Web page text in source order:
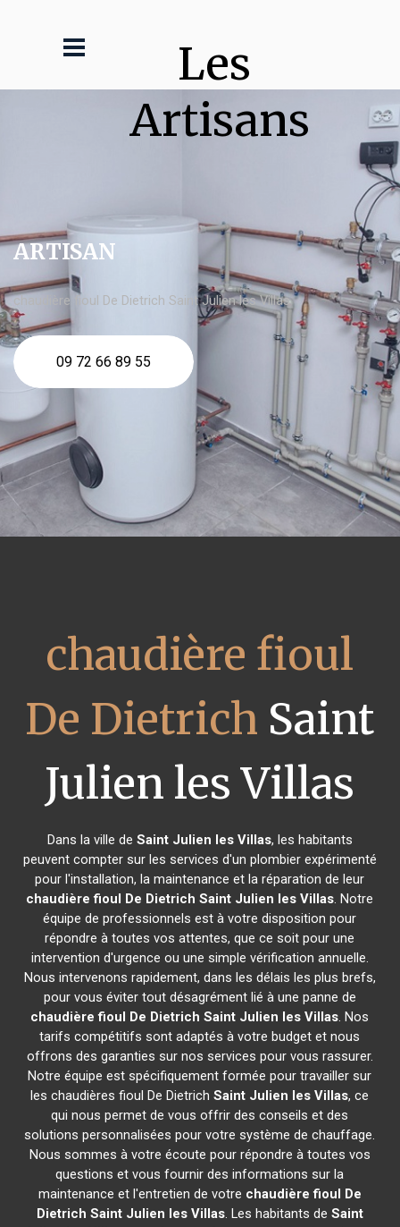
Les
Artisans
ARTISAN
chaudière fioul De Dietrich Saint Julien les Villas
09 72 66 89 55
chaudière fioul
De Dietrich Saint
Julien les Villas
Dans la ville de Saint Julien les Villas, les habitants
peuvent compter sur les services d'un plombier expérimenté
pour l'installation, la maintenance et la réparation de leur
chaudière fioul De Dietrich Saint Julien les Villas. Notre
équipe de professionnels est à votre disposition pour
répondre à toutes vos attentes, que ce soit pour une
intervention d'urgence ou une simple vérification annuelle.
Nous intervenons rapidement, dans les délais les plus brefs,
pour vous éviter tout désagrément lié à une panne de
chaudière fioul De Dietrich Saint Julien les Villas. Nos
tarifs compétitifs sont adaptés à votre budget et nous
offrons des garanties sur nos services pour vous rassurer.
Notre équipe est spécifiquement formée pour travailler sur
les chaudières fioul De DietrichSaint Julien les Villas, ce
qui nous permet de vous offrir des conseils et des
solutions personnalisées pour votre système de chauffage.
Nous sommes à votre écoute pour répondre à toutes vos
questions et vous fournir des informations sur la
maintenance et l'entretien de votre chaudière fioul De
Dietrich Saint Julien les Villas. Les habitants de Saint